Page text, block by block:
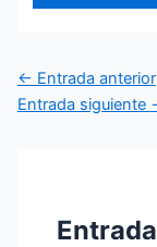
← Entrada anterior
Entrada siguiente